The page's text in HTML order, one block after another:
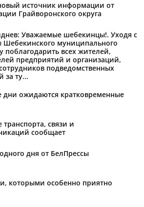
источник информации от
Грайворонского округа
Уважаемые шебекинцы!. Уходя с
Шебекинского муниципального
поблагодарить всех жителей,
предприятий и организаций,
подведомственных
за ту...
дни ожидаются кратковременные
связи и
сообщает
дня от БелПрессы
которыми особенно приятно